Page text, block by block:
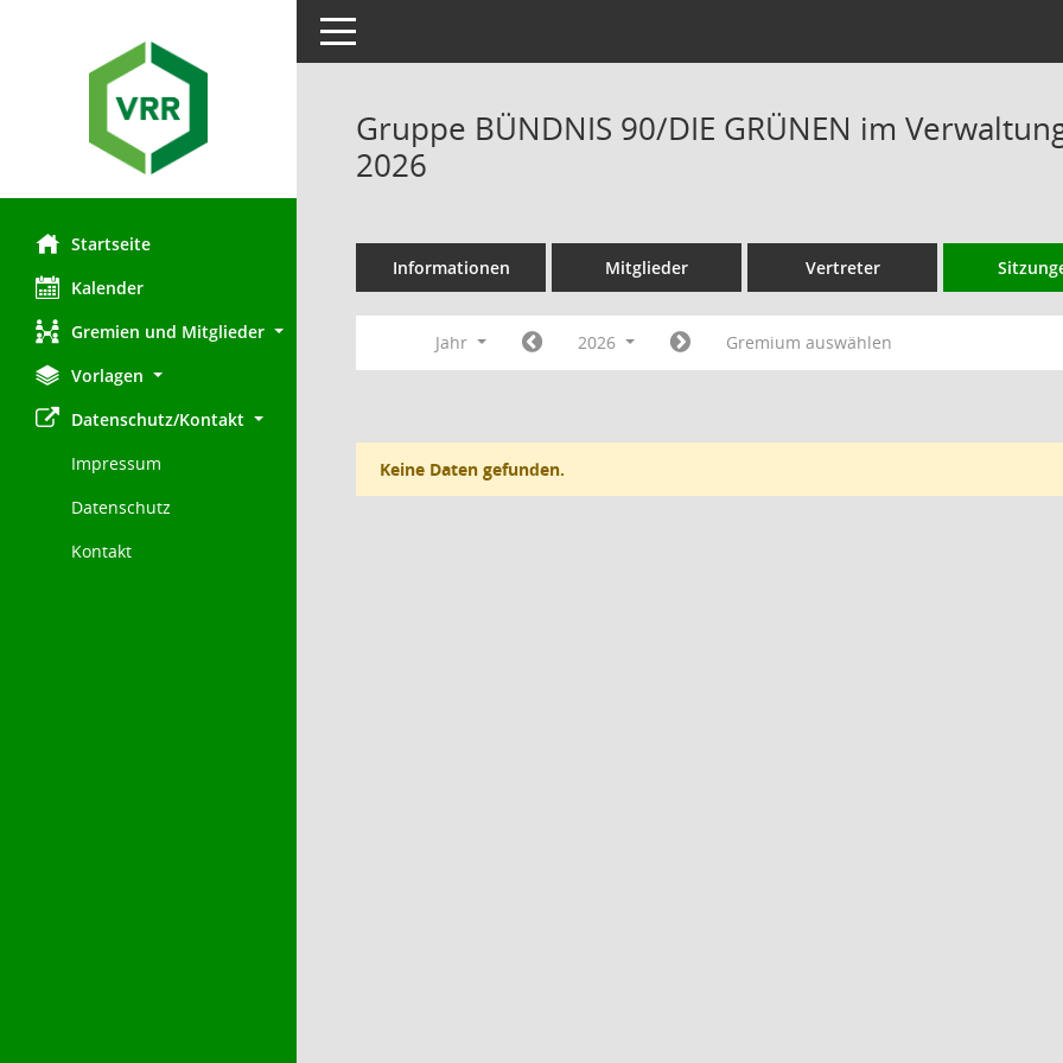
Startseite
Kalender
Gremien und Mitglieder
Vorlagen
Datenschutz/Kontakt
Impressum
Datenschutz
Kontakt
Toggle navigation
Gruppe BÜNDNIS 90/DIE GRÜNEN im
2026
Informationen Mitglieder Vertreter
Jahr 2026 Gremium auswählen
Keine Daten gefunden.